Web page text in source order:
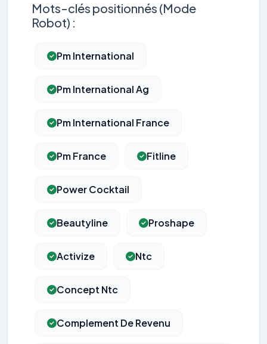
Mots-clés positionnés (Mode
Robot) :
Pm International
Pm International Ag
Pm International France
Pm France Fitline
Power Cocktail
Beautyline Proshape
Activize Ntc
Concept Ntc
Complement De Revenu